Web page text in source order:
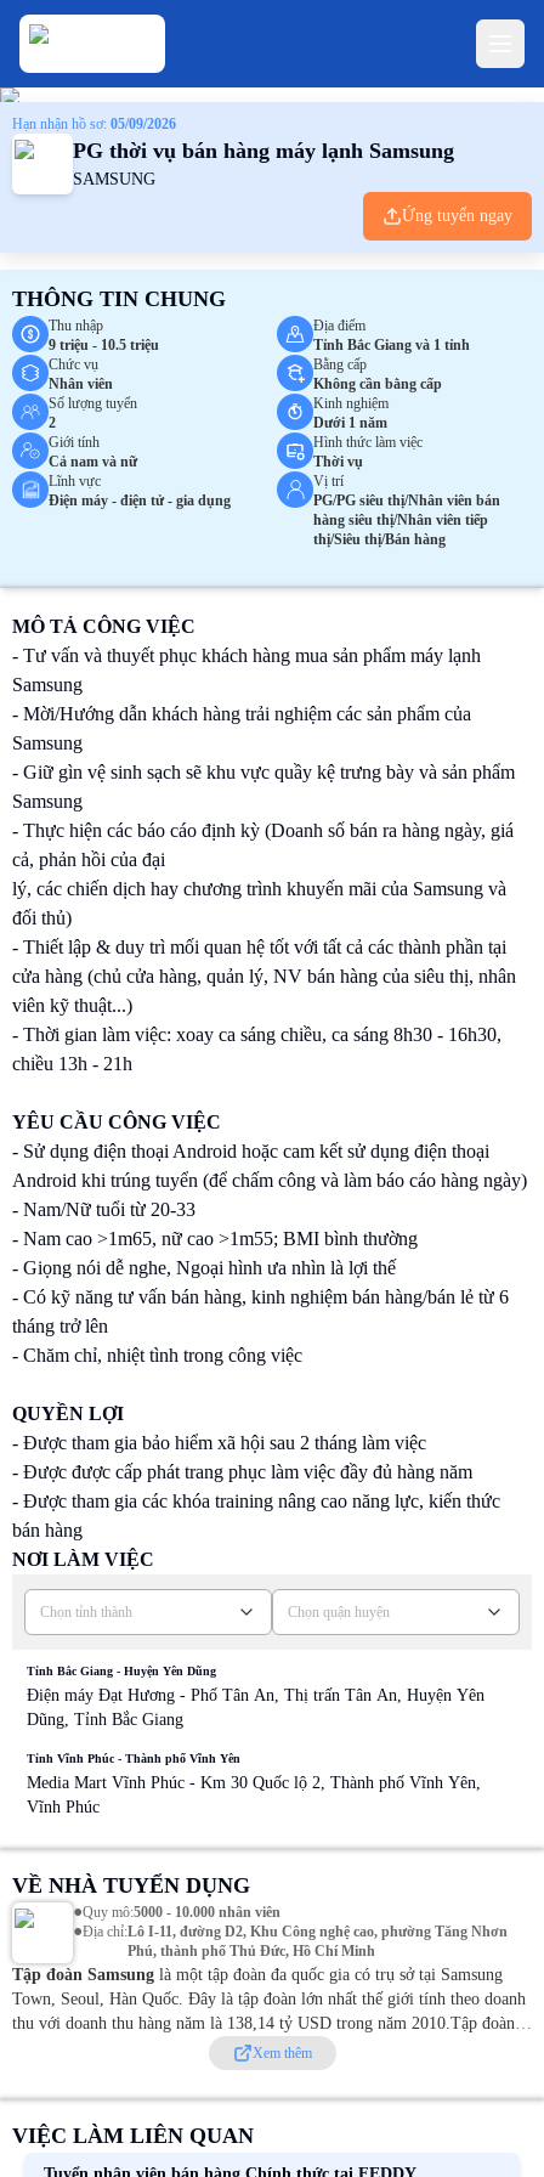
Hạn nhận hồ sơ: 05/09/2026
PG thời vụ bán hàng máy lạnh Samsung
SAMSUNG
Ứng tuyển ngay
THÔNG TIN CHUNG
Thu nhập
9 triệu - 10.5 triệu
Địa điểm
Tỉnh Bắc Giang và 1 tỉnh
Chức vụ
Nhân viên
Bằng cấp
Không cần bằng cấp
Số lượng tuyển
2
Kinh nghiệm
Dưới 1 năm
Giới tính
Cả nam và nữ
Hình thức làm việc
Thời vụ
Lĩnh vực
Điện máy - điện tử - gia dụng
Vị trí
PG/PG siêu thị/Nhân viên bán
hàng siêu thị/Nhân viên tiếp
thị/Siêu thị/Bán hàng
MÔ TẢ CÔNG VIỆC
- Tư vấn và thuyết phục khách hàng mua sản phẩm máy lạnh
Samsung
- Mời/Hướng dẫn khách hàng trải nghiệm các sản phẩm của
Samsung
- Giữ gìn vệ sinh sạch sẽ khu vực quầy kệ trưng bày và sản phẩm
Samsung
- Thực hiện các báo cáo định kỳ (Doanh số bán ra hàng ngày, giá
cả, phản hồi của đại
lý, các chiến dịch hay chương trình khuyến mãi của Samsung và
đối thủ)
- Thiết lập & duy trì mối quan hệ tốt với tất cả các thành phần tại
cửa hàng (chủ cửa hàng, quản lý, NV bán hàng của siêu thị, nhân
viên kỹ thuật...)
- Thời gian làm việc: xoay ca sáng chiều, ca sáng 8h30 - 16h30,
chiều 13h - 21h
YÊU CẦU CÔNG VIỆC
- Sử dụng điện thoại Android hoặc cam kết sử dụng điện thoại
Android khi trúng tuyển (để chấm công và làm báo cáo hàng ngày)
- Nam/Nữ tuổi từ 20-33
- Nam cao >1m65, nữ cao >1m55; BMI bình thường
- Giọng nói dễ nghe, Ngoại hình ưa nhìn là lợi thế
- Có kỹ năng tư vấn bán hàng, kinh nghiệm bán hàng/bán lẻ từ 6
tháng trở lên
- Chăm chỉ, nhiệt tình trong công việc
QUYỀN LỢI
- Được tham gia bảo hiểm xã hội sau 2 tháng làm việc
- Được được cấp phát trang phục làm việc đầy đủ hàng năm
- Được tham gia các khóa training nâng cao năng lực, kiến thức
bán hàng
NƠI LÀM VIỆC
Chọn tỉnh thành Chọn quận huyện
Tỉnh Bắc Giang - Huyện Yên Dũng
Điện máy Đạt Hương - Phố Tân An, Thị trấn Tân An, Huyện Yên
Dũng, Tỉnh Bắc Giang
Tỉnh Vĩnh Phúc - Thành phố Vĩnh Yên
Media Mart Vĩnh Phúc - Km 30 Quốc lộ 2, Thành phố Vĩnh Yên,
Vĩnh Phúc
VỀ NHÀ TUYỂN DỤNG
•Quy mô:5000 - 10.000 nhân viên
•Địa chỉ:Lô I-11, đường D2, Khu Công nghệ cao, phường Tăng Nhơn
Phú, thành phố Thủ Đức, Hồ Chí Minh
Tập đoàn Samsung là một tập đoàn đa quốc gia có trụ sở tại Samsung
Town, Seoul, Hàn Quốc. Đây là tập đoàn lớn nhất thế giới tính theo doanh
thu với doanh thu hàng năm là 138,14 tỷ USD trong năm 2010.Tập đoàn
Samsung bao gồm nhiều doanh nghiệp liên kết quốc tế, hầu hết đều hợp
nhất dưới thương hiệu Samsung bao gồm Samsung Electronics, công ty
công nghệ thông tin và điện tử lớn nhất thế giới.Samsung Electronics là
thương hiệu điện tử tiêu dùng phổ biến nhất thế giới kể từ năm 2005 và là
thương hiệu Hàn Quốc nổi tiếng nhất thế giới. Công ty sản xuất nhiều sản
phẩm điện tử khác nhau, như điện thoại di động, máy tính bảng, màn hình
Xem thêm
VIỆC LÀM LIÊN QUAN